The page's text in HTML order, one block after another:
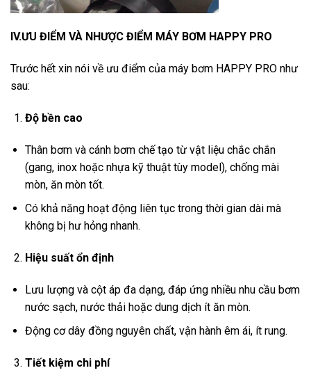
IV.ƯU ĐIỂM VÀ NHƯỢC ĐIỂM MÁY BƠM HAPPY PRO
Trước hết xin nói về ưu điểm của máy bơm HAPPY PRO như
sau:
Độ bền cao
Thân bơm và cánh bơm chế tạo từ vật liệu chắc chắn
(gang, inox hoặc nhựa kỹ thuật tùy model), chống mài
mòn, ăn mòn tốt.
Có khả năng hoạt động liên tục trong thời gian dài mà
không bị hư hỏng nhanh.
Hiệu suất ổn định
Lưu lượng và cột áp đa dạng, đáp ứng nhiều nhu cầu bơm
nước sạch, nước thải hoặc dung dịch ít ăn mòn.
Động cơ dây đồng nguyên chất, vận hành êm ái, ít rung.
Tiết kiệm chi phí